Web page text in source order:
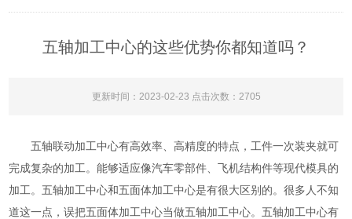
五轴加工中心的这些优势你都知道吗？
更新时间：2023-02-23 点击次数：2705
五轴联动加工中心有高效率、高精度的特点，工件一次装夹就可
完成复杂的加工。能够适应像汽车零部件、飞机结构件等现代模具的
加工。五轴加工中心和五面体加工中心是有很大区别的。很多人不知
道这一点，误把五面体加工中心当做五轴加工中心。五轴加工中心有